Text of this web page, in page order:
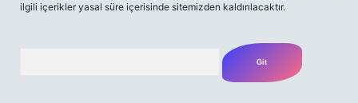
ilgili içerikler yasal süre içerisinde sitemizden kaldırılacaktır.